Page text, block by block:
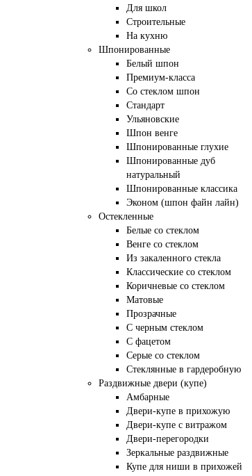
Для школ
Строительные
На кухню
Шпонированные
Белый шпон
Премиум-класса
Со стеклом шпон
Стандарт
Ульяновские
Шпон венге
Шпонированные глухие
Шпонированные дуб
натуральный
Шпонированные классика
Эконом (шпон файн лайн)
Остекленные
Белые со стеклом
Венге со стеклом
Из закаленного стекла
Классические со стеклом
Коричневые со стеклом
Матовые
Прозрачные
С черным стеклом
С фацетом
Серые со стеклом
Стеклянные в гардеробную
Раздвижные двери (купе)
Амбарные
Двери-купе в прихожую
Двери-купе с витражом
Двери-перегородки
Зеркальные раздвижные
Купе для ниши в прихожей